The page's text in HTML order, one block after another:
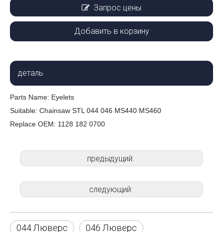
Запрос цены
Добавить в корзину
деталь
Parts Name: Eyelets
Suitable: Chainsaw STL 044 046 MS440 MS460
Replace OEM: 1128 182 0700
предыдущий:
следующий:
044 Люверс
046 Люверс